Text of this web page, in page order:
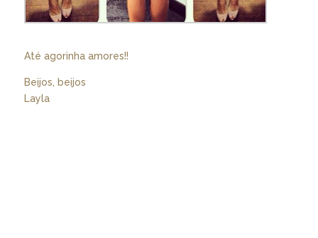
Até agorinha amores!!
Beijos, beijos
Layla